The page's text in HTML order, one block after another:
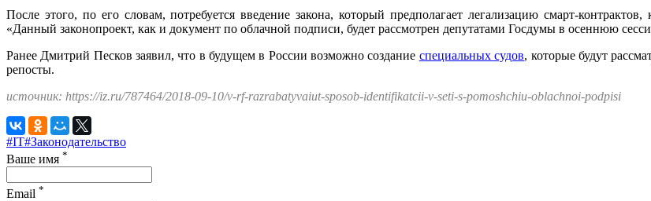
После этого, по его словам, потребуется введение закона, который предполагает легализацию смарт-
«Данный законопроект, как и документ по облачной подписи, будет рассмотрен депутатами Госдумы в осеннюю
Ранее Дмитрий Песков заявил, что в будущем в России возможно создание специальных судов, которые будут
репосты.
источник: https://iz.ru/787464/2018-09-10/v-rf-razrabatyvaiut-sposob-identifikatcii-v-seti-s-pomoshchiu-oblachnoi-podpisi
#IT#Законодательство
Ваше имя *
Email *